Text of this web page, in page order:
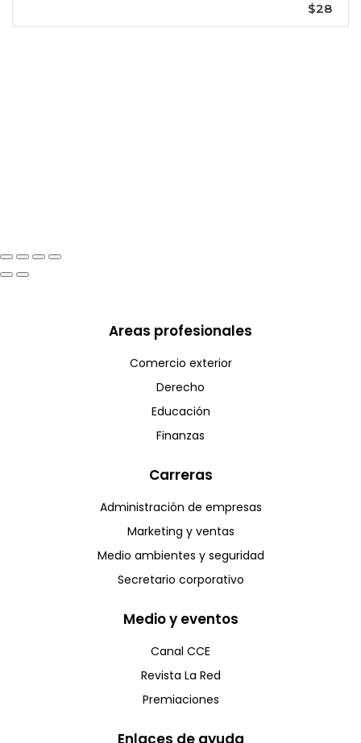
$28
Areas profesionales
Comercio exterior
Derecho
Educación
Finanzas
Carreras
Administración de empresas
Marketing y ventas
Medio ambientes y seguridad
Secretario corporativo
Medio y eventos
Canal CCE
Revista La Red
Premiaciones